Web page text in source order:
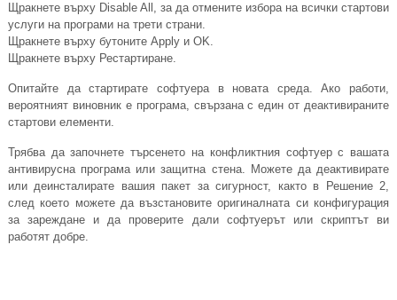
Щракнете върху Disable All, за да отмените избора на всички стартови
услуги на програми на трети страни.
Щракнете върху бутоните Apply и OK.
Щракнете върху Рестартиране.
Опитайте да стартирате софтуера в новата среда. Ако работи,
вероятният виновник е програма, свързана с един от деактивираните
стартови елементи.
Трябва да започнете търсенето на конфликтния софтуер с вашата
антивирусна програма или защитна стена. Можете да деактивирате
или деинсталирате вашия пакет за сигурност, както в Решение 2,
след което можете да възстановите оригиналната си конфигурация
за зареждане и да проверите дали софтуерът или скриптът ви
работят добре.